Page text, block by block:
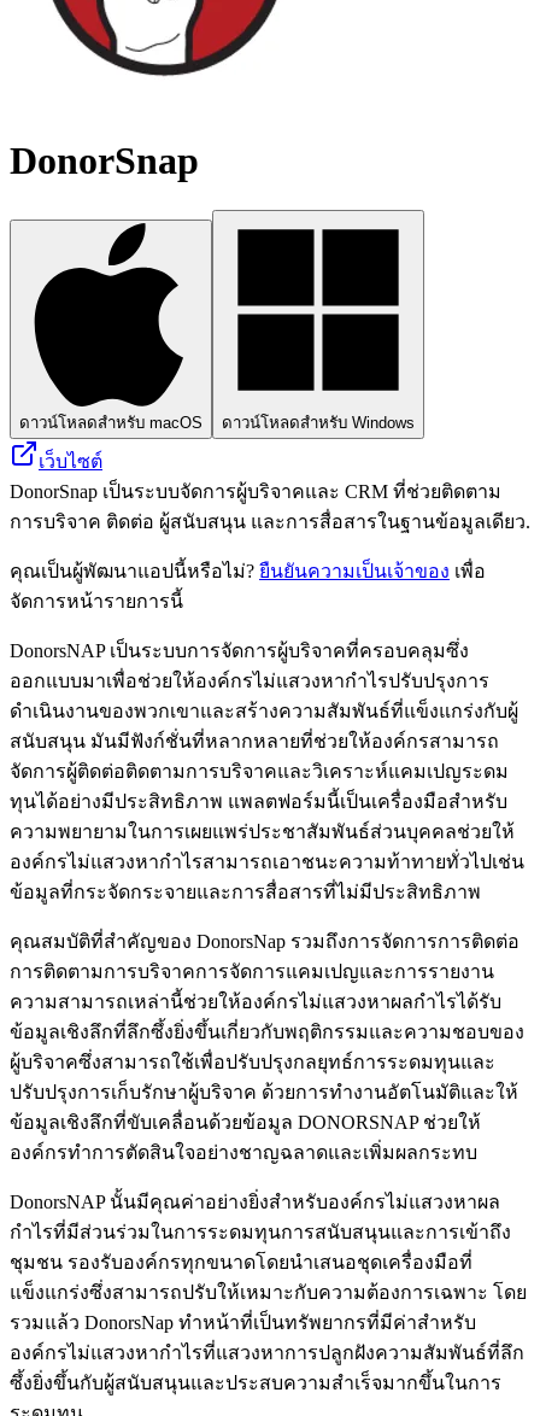
DonorSnap
ดาวน์โหลดสำหรับ macOS ดาวน์โหลดสำหรับ Windows
เว็บไซต์
DonorSnap เป็นระบบจัดการผู้บริจาคและ CRM ที่ช่วยติดตาม
การบริจาค ติดต่อ ผู้สนับสนุน และการสื่อสารในฐานข้อมูลเดียว.
คุณเป็นผู้พัฒนาแอปนี้หรือไม่? ยืนยันความเป็นเจ้าของ เพื่อ
จัดการหน้ารายการนี้
DonorsNAP เป็นระบบการจัดการผู้บริจาคที่ครอบคลุมซึ่ง
ออกแบบมาเพื่อช่วยให้องค์กรไม่แสวงหากำไรปรับปรุงการ
ดำเนินงานของพวกเขาและสร้างความสัมพันธ์ที่แข็งแกร่งกับผู้
สนับสนุน มันมีฟังก์ชั่นที่หลากหลายที่ช่วยให้องค์กรสามารถ
จัดการผู้ติดต่อติดตามการบริจาคและวิเคราะห์แคมเปญระดม
ทุนได้อย่างมีประสิทธิภาพ แพลตฟอร์มนี้เป็นเครื่องมือสำหรับ
ความพยายามในการเผยแพร่ประชาสัมพันธ์ส่วนบุคคลช่วยให้
องค์กรไม่แสวงหากำไรสามารถเอาชนะความท้าทายทั่วไปเช่น
ข้อมูลที่กระจัดกระจายและการสื่อสารที่ไม่มีประสิทธิภาพ
คุณสมบัติที่สำคัญของ DonorsNap รวมถึงการจัดการการติดต่อ
การติดตามการบริจาคการจัดการแคมเปญและการรายงาน
ความสามารถเหล่านี้ช่วยให้องค์กรไม่แสวงหาผลกำไรได้รับ
ข้อมูลเชิงลึกที่ลึกซึ้งยิ่งขึ้นเกี่ยวกับพฤติกรรมและความชอบของ
ผู้บริจาคซึ่งสามารถใช้เพื่อปรับปรุงกลยุทธ์การระดมทุนและ
ปรับปรุงการเก็บรักษาผู้บริจาค ด้วยการทำงานอัตโนมัติและให้
ข้อมูลเชิงลึกที่ขับเคลื่อนด้วยข้อมูล DONORSNAP ช่วยให้
องค์กรทำการตัดสินใจอย่างชาญฉลาดและเพิ่มผลกระทบ
DonorsNAP นั้นมีคุณค่าอย่างยิ่งสำหรับองค์กรไม่แสวงหาผล
กำไรที่มีส่วนร่วมในการระดมทุนการสนับสนุนและการเข้าถึง
ชุมชน รองรับองค์กรทุกขนาดโดยนำเสนอชุดเครื่องมือที่
แข็งแกร่งซึ่งสามารถปรับให้เหมาะกับความต้องการเฉพาะ โดย
รวมแล้ว DonorsNap ทำหน้าที่เป็นทรัพยากรที่มีค่าสำหรับ
องค์กรไม่แสวงหากำไรที่แสวงหาการปลูกฝังความสัมพันธ์ที่ลึก
ซึ้งยิ่งขึ้นกับผู้สนับสนุนและประสบความสำเร็จมากขึ้นในการ